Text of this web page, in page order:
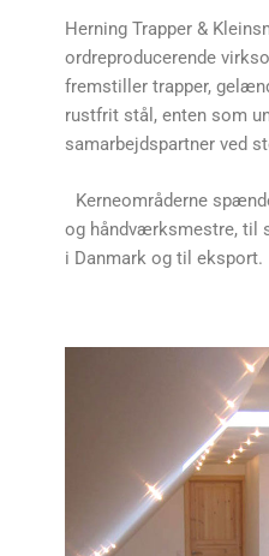
Herning Trapper &
ordreproducerende
fremstiller trapper,
rustfrit stål, enten som
samarbejdspartner ved
Kerneområderne
og håndværksmestre, til
i Danmark og til eksport.